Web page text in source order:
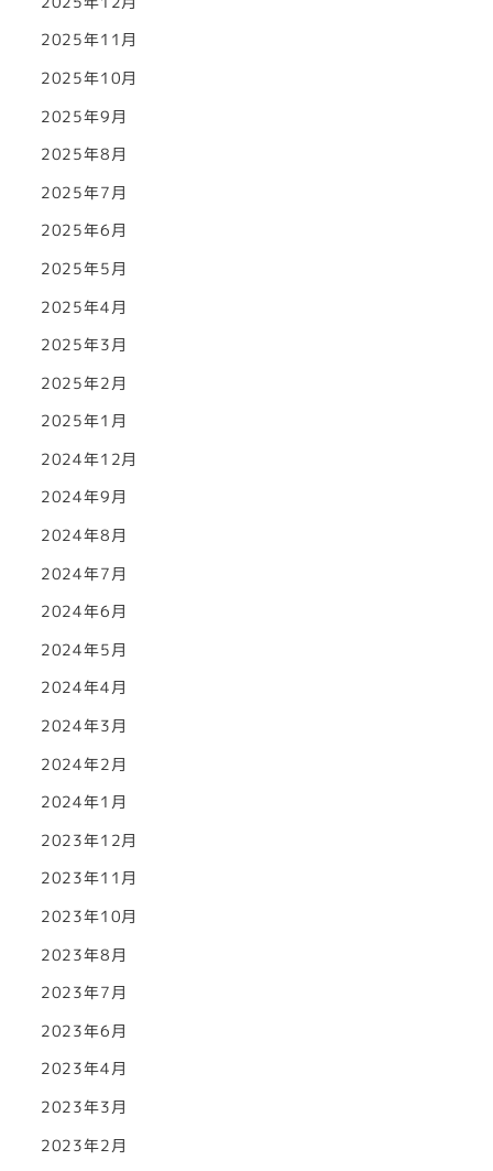
2025年11月
2025年10月
2025年9月
2025年8月
2025年7月
2025年6月
2025年5月
2025年4月
2025年3月
2025年2月
2025年1月
2024年12月
2024年9月
2024年8月
2024年7月
2024年6月
2024年5月
2024年4月
2024年3月
2024年2月
2024年1月
2023年12月
2023年11月
2023年10月
2023年8月
2023年7月
2023年6月
2023年4月
2023年3月
2023年2月